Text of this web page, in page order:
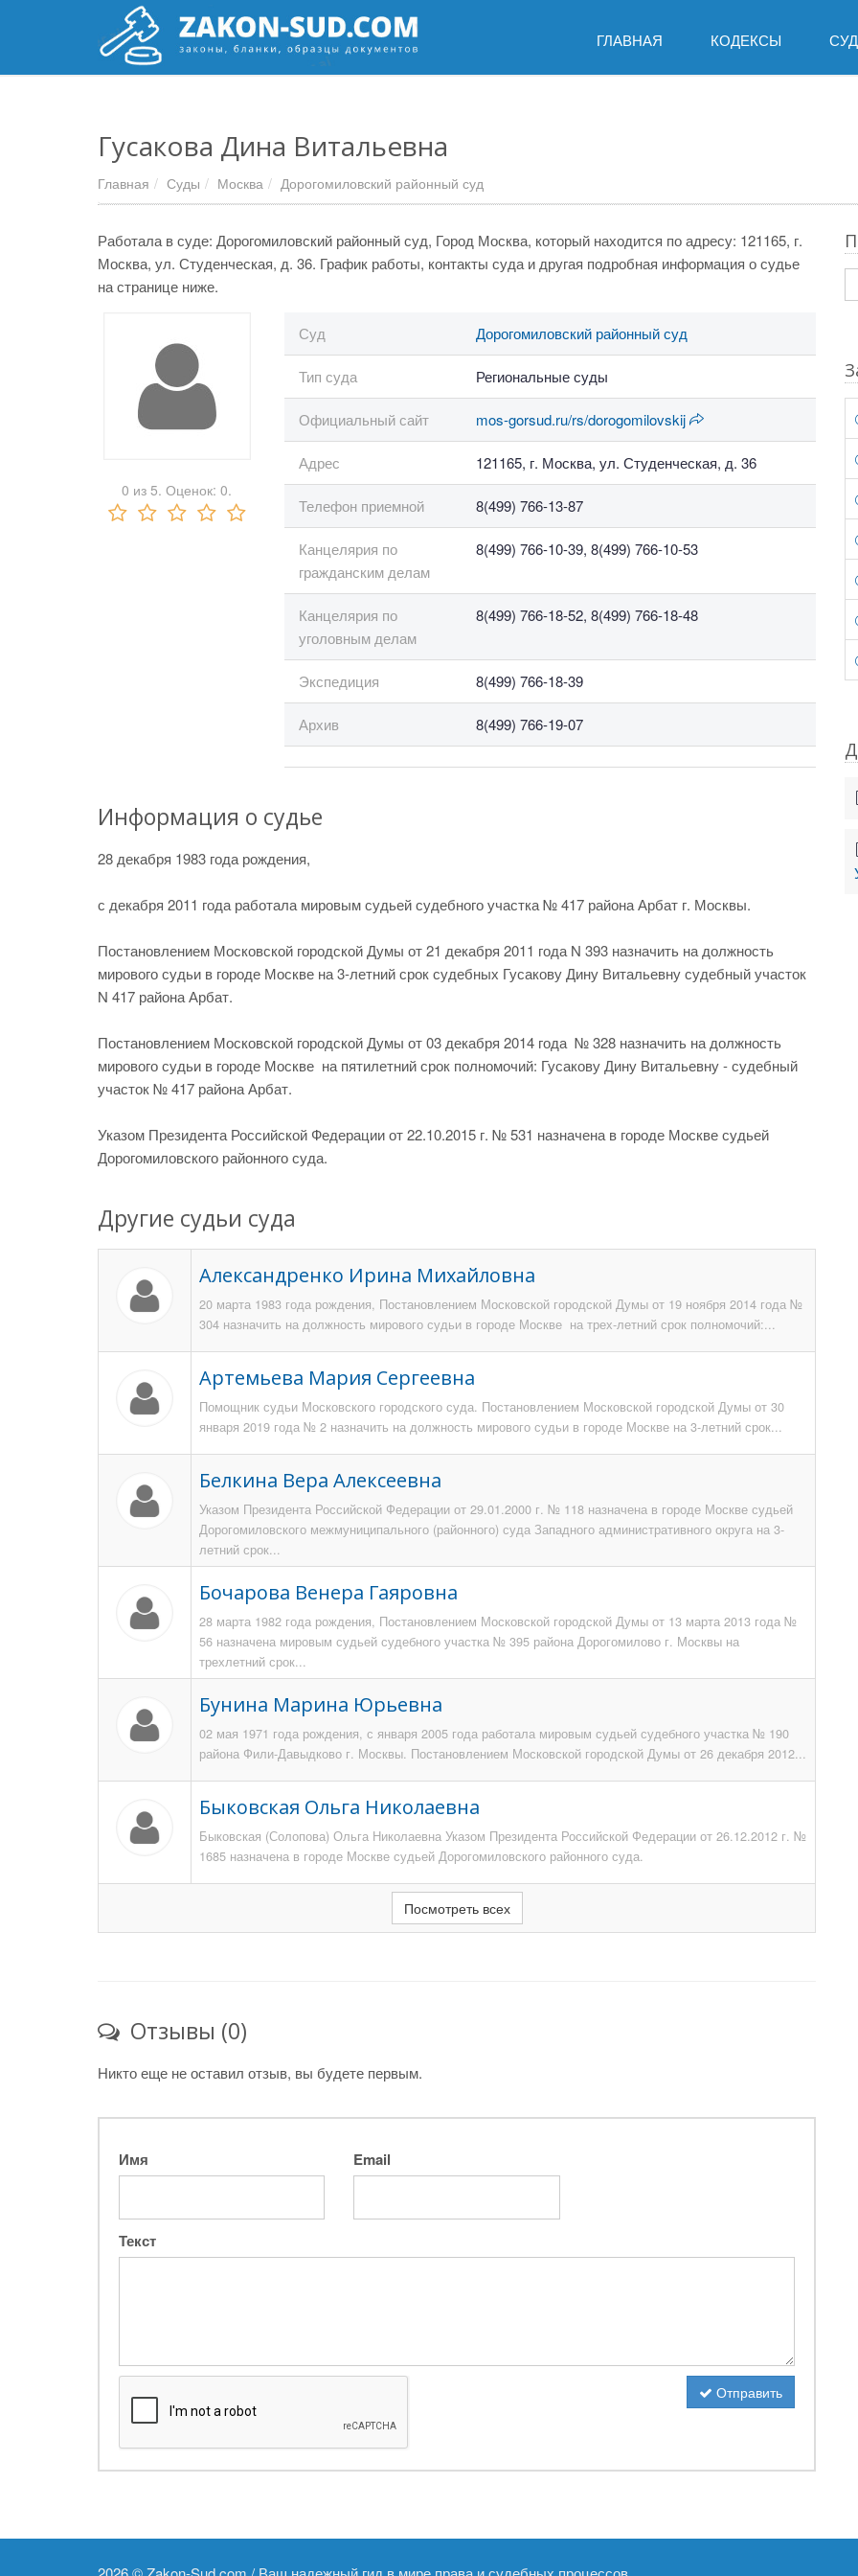
ГЛАВНАЯ КОДЕКСЫ
Гусакова Дина Витальевна
Главная Суды Москва Дорогомиловский районный суд
Работала в суде: Дорогомиловский районный суд, Город Москва, который находится по адресу: 121165, г.
Москва, ул. Студенческая, д. 36. График работы, контакты суда и другая подробная информация о судье
на странице ниже.
0 из 5. Оценок: 0.
Суд Дорогомиловский районный суд
Тип суда Региональные суды
Официальный сайт mos-gorsud.ru/rs/dorogomilovskij
Адрес 121165, г. Москва, ул. Студенческая, д. 36
Телефон приемной 8(499) 766-13-87
Канцелярия по
гражданским делам
8(499) 766-10-39, 8(499) 766-10-53
Канцелярия по
уголовным делам
8(499) 766-18-52, 8(499) 766-18-48
Экспедиция 8(499) 766-18-39
Архив 8(499) 766-19-07
Информация о судье
28 декабря 1983 года рождения,
с декабря 2011 года работала мировым судьей судебного участка № 417 района Арбат г. Москвы.
Постановлением Московской городской Думы от 21 декабря 2011 года N 393 назначить на должность
мирового судьи в городе Москве на 3-летний срок судебных Гусакову Дину Витальевну судебный участок
N 417 района Арбат.
Постановлением Московской городской Думы от 03 декабря 2014 года № 328 назначить на должность
мирового судьи в городе Москве на пятилетний срок полномочий: Гусакову Дину Витальевну - судебный
участок № 417 района Арбат.
Указом Президента Российской Федерации от 22.10.2015 г. № 531 назначена в городе Москве судьей
Дорогомиловского районного суда.
Другие судьи суда
Александренко Ирина Михайловна
20 марта 1983 года рождения, Постановлением Московской городской Думы от 19 ноября 2014 года №
304 назначить на должность мирового судьи в городе Москве на трех-летний срок полномочий:...
Артемьева Мария Сергеевна
Помощник судьи Московского городского суда. Постановлением Московской городской Думы от 30
января 2019 года № 2 назначить на должность мирового судьи в городе Москве на 3-летний срок...
Белкина Вера Алексеевна
Указом Президента Российской Федерации от 29.01.2000 г. № 118 назначена в городе Москве судьей
Дорогомиловского межмуниципального (районного) суда Западного административного округа на 3-
летний срок...
Бочарова Венера Гаяровна
28 марта 1982 года рождения, Постановлением Московской городской Думы от 13 марта 2013 года №
56 назначена мировым судьей судебного участка № 395 района Дорогомилово г. Москвы на
трехлетний срок...
Бунина Марина Юрьевна
02 мая 1971 года рождения, с января 2005 года работала мировым судьей судебного участка № 190
района Фили-Давыдково г. Москвы. Постановлением Московской городской Думы от 26 декабря 2012...
Быковская Ольга Николаевна
Быковская (Солопова) Ольга Николаевна Указом Президента Российской Федерации от 26.12.2012 г. №
1685 назначена в городе Москве судьей Дорогомиловского районного суда.
Посмотреть всех
Отзывы (0)
Никто еще не оставил отзыв, вы будете первым.
Имя Email
Текст
Отправить